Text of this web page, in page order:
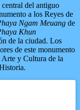
del antiguo
a los Reyes de
Ngam Meuang de
Khun
de la ciudad. Los
de este monumento
Arte y Cultura de la